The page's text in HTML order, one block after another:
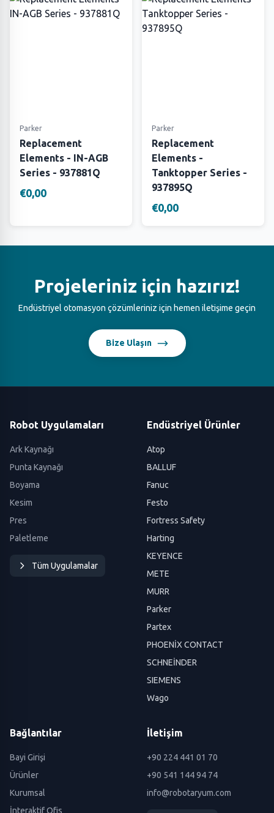
Parker
Replacement
Elements - IN-AGB
Series - 937881Q
€0,00
Parker
Replacement
Elements -
Tanktopper Series -
937895Q
€0,00
Projeleriniz için hazırız!
Endüstriyel otomasyon çözümleriniz için hemen iletişime geçin
Bize Ulaşın
Robot Uygulamaları
Ark Kaynağı
Punta Kaynağı
Boyama
Kesim
Pres
Paletleme
Tüm Uygulamalar
Endüstriyel Ürünler
Atop
BALLUF
Fanuc
Festo
Fortress Safety
Harting
KEYENCE
METE
MURR
Parker
Partex
PHOENİX CONTACT
SCHNEİNDER
SIEMENS
Wago
Bağlantılar
Bayi Girişi
Ürünler
Kurumsal
İnteraktif Ofis
İletişim
+90 224 441 01 70
+90 541 144 94 74
info@robotaryum.com